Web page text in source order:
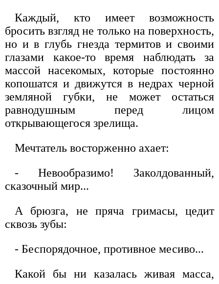
Каждый, кто имеет возможность
бросить взгляд не только на поверхность,
но и в глубь гнезда термитов и своими
глазами какое-то время наблюдать за
массой насекомых, которые постоянно
копошатся и движутся в недрах черной
земляной губки, не может остаться
равнодушным перед лицом
открывающегося зрелища.
Мечтатель восторженно ахает:
- Невообразимо! Заколдованный,
сказочный мир...
А брюзга, не пряча гримасы, цедит
сквозь зубы:
- Беспорядочное, противное месиво...
Какой бы ни казалась живая масса,